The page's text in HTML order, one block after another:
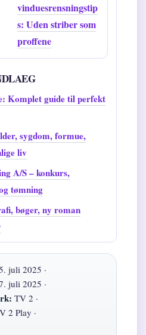
vinduesrensningstip
s: Uden striber som
proffene
Komplet guide til perfekt
sygdom, formue,
liv
A/S – konkurs,
tømning
bøger, ny roman
juli 2025 ·
juli 2025 ·
TV 2 ·
2 Play ·